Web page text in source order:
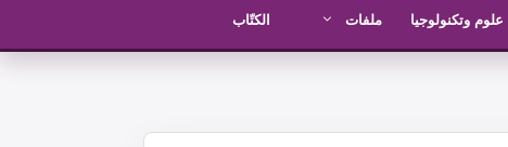
علوم وتكنولوجيا ملفات الكتّاب